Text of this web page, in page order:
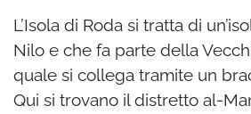
L’Isola di Roda si tratta di
Nilo e che fa parte della
quale si collega tramite un
Qui si trovano il distretto al-